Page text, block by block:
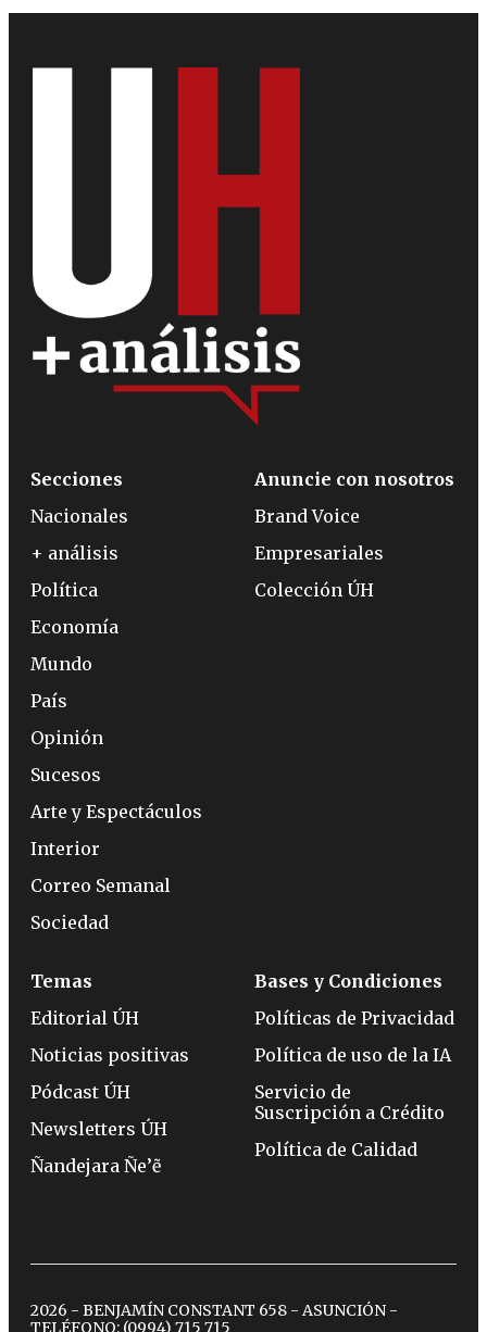
Secciones
Nacionales
+ análisis
Política
Economía
Mundo
País
Opinión
Sucesos
Arte y Espectáculos
Interior
Correo Semanal
Sociedad
Anuncie con nosotros
Brand Voice
Empresariales
Colección ÚH
Temas
Editorial ÚH
Noticias positivas
Pódcast ÚH
Newsletters ÚH
Ñandejara Ñe’ẽ
Bases y Condiciones
Políticas de Privacidad
Política de uso de la IA
Servicio de
Suscripción a Crédito
Política de Calidad
2026 - BENJAMÍN CONSTANT 658 - ASUNCIÓN -
TELÉFONO: (0994) 715 715